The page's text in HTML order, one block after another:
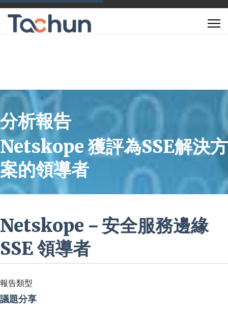
分析報告
Netskope 獲評為SSE解決方
案的領導者
Netskope－安全服務邊緣
SSE 領導者
報告類型
議題分享